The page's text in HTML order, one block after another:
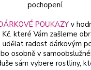
pochopení.
POUKAZYv
Kč, které Vám zašleme
radost dárkovým
osobně v
sám vybere rostliny,